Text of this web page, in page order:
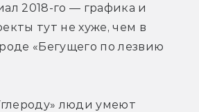
2018-го — графика и
тут не хуже, чем в
«Бегущего по лезвию
люди умеют